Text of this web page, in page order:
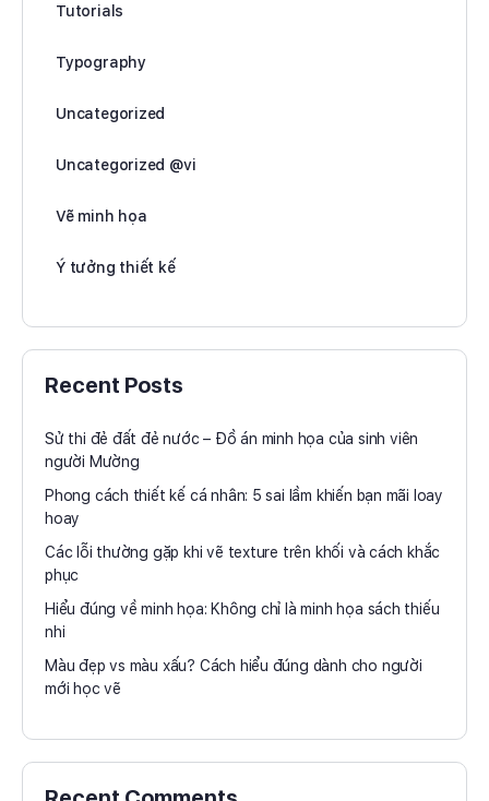
Tutorials
Typography
Uncategorized
Uncategorized @vi
Vẽ minh họa
Ý tưởng thiết kế
Recent Posts
Sử thi đẻ đất đẻ nước – Đồ án minh họa của sinh viên
người Mường
Phong cách thiết kế cá nhân: 5 sai lầm khiến bạn mãi loay
hoay
Các lỗi thường gặp khi vẽ texture trên khối và cách khắc
phục
Hiểu đúng về minh họa: Không chỉ là minh họa sách thiếu
nhi
Màu đẹp vs màu xấu? Cách hiểu đúng dành cho người
mới học vẽ